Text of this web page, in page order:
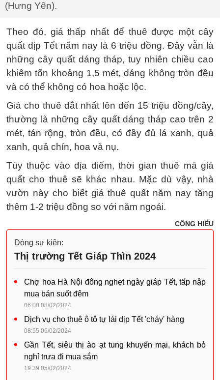
(Hưng Yên).
Theo đó, giá thấp nhất để thuê được một cây
quất dịp Tết năm nay là 6 triệu đồng. Đây vẫn là
những cây quất dáng tháp, tuy nhiên chiều cao
khiêm tốn khoảng 1,5 mét, dáng không tròn đều
và có thể không có hoa hoặc lộc.
Giá cho thuê đắt nhất lên đến 15 triệu đồng/cây,
thường là những cây quất dáng tháp cao trên 2
mét, tán rộng, tròn đều, có đầy đủ lá xanh, quả
xanh, quả chín, hoa và nụ.
Tùy thuộc vào địa điểm, thời gian thuê mà giá
quất cho thuê sẽ khác nhau. Mặc dù vậy, nhà
vườn này cho biết giá thuê quất năm nay tăng
thêm 1-2 triệu đồng so với năm ngoái.
CÔNG HIẾU
Dòng sự kiện:
Thị trường Tết Giáp Thìn 2024
Chợ hoa Hà Nội đông nghẹt ngày giáp Tết, tấp nập
mua bán suốt đêm
06:00 08/02/2024
Dịch vụ cho thuê ô tô tự lái dịp Tết 'cháy' hàng
08:55 06/02/2024
Gần Tết, siêu thị ào ạt tung khuyến mại, khách bỏ
nghỉ trưa đi mua sắm
19:39 05/02/2024